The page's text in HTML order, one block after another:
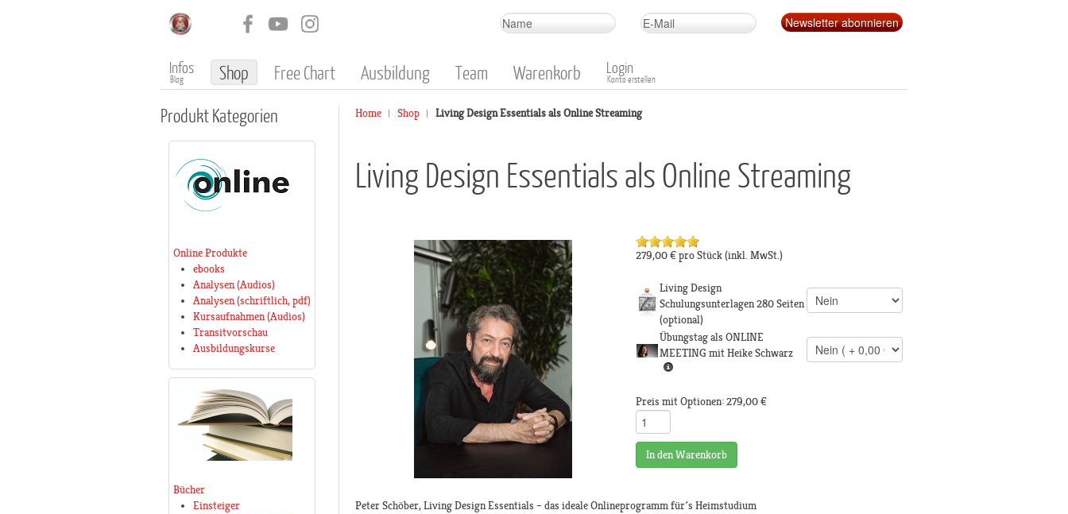
Infos
Blog Shop Free Chart Ausbildung Team Warenkorb Login
Konto erstellen
Home Shop Living Design Essentials als Online Streaming
Living Design Essentials als Online Streaming
279,00 € pro Stück(inkl. MwSt.)
Living Design
Schulungsunterlagen 280 Seiten
(optional)
Übungstag als ONLINE
MEETING mit Heike Schwarz
Preis mit Optionen: 279,00 €
In den Warenkorb
Peter Schöber, Living Design Essentials – das ideale Onlineprogramm für´s Heimstudium
ProduktKategorien
Online Produkte
ebooks
Analysen (Audios)
Analysen (schriftlich, pdf)
Kursaufnahmen (Audios)
Transitvorschau
Ausbildungskurse
Bücher
Einsteiger